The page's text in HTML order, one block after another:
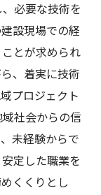
必要な技術を
設現場での経
とが求められ
、着実に技術
プロジェクト
社会からの信
未経験からで
定した職業を
くくりとし